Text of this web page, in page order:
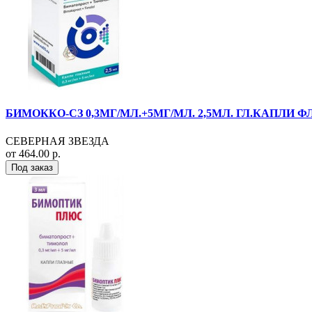
БИМОККО-СЗ 0,3МГ/МЛ.+5МГ/МЛ. 2,5МЛ. ГЛ.КАПЛИ
СЕВЕРНАЯ ЗВЕЗДА
от 464.00 р.
Под заказ